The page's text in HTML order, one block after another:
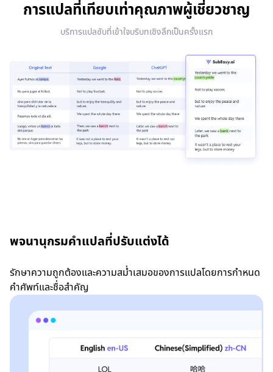
การแปลที่เทียบเท่าคุณภาพผู้เชี่ยวชาญ
บริการแปลซับที่เข้าใจบริบทเชิงลึกเป็นครั้งแรก
พจนานุกรมคำแปลที่ปรับแต่งได้
รักษาความถูกต้องและความสม่ำเสมอของการแปลโดยการกำหนด
คำศัพท์และชื่อสำคัญ